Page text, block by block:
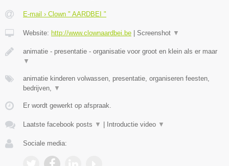
E-mail › Clown " AARDBEI "
Website: http://www.clownaardbei.be Screenshot ▼
animatie - presentatie - organisatie voor groot en klein als er maar
▼
animatie kinderen volwassen, presentatie, organiseren feesten,
bedrijven, ▼
Er wordt gewerkt op afspraak.
Laatste facebook posts ▼ Introductie video ▼
Sociale media: